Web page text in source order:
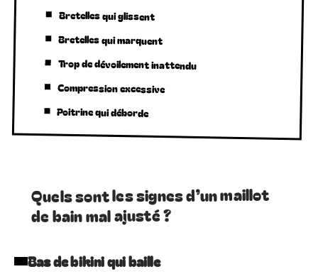
Bretelles qui glissent
Bretelles qui marquent
Trop de dévoilement inattendu
Compression excessive
Poitrine qui déborde
Quels sont les signes d’un maillot
de bain mal ajusté ?
Bas de bikini qui baille